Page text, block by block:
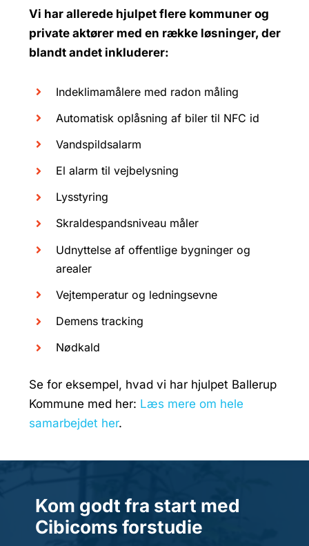
Vi har allerede hjulpet flere kommuner og
private aktører med en række løsninger, der
blandt andet inkluderer:
Indeklimamålere med radon måling
Automatisk oplåsning af biler til NFC id
Vandspildsalarm
El alarm til vejbelysning
Lysstyring
Skraldespandsniveau måler
Udnyttelse af offentlige bygninger og
arealer
Vejtemperatur og ledningsevne
Demens tracking
Nødkald
Se for eksempel, hvad vi har hjulpet Ballerup
Kommune med her: Læs mere om hele
samarbejdet her.
Kom godt fra start med
Cibicoms forstudie